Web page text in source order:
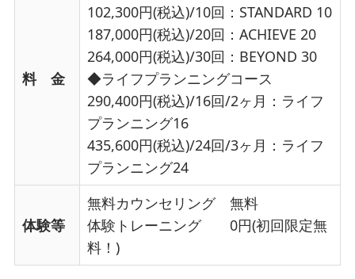
料 金
102,300円(税込)/10回：STANDARD 10
187,000円(税込)/20回：ACHIEVE 20
264,000円(税込)/30回：BEYOND 30
◆ライフプランニングコース
290,400円(税込)/16回/2ヶ月：ライフ
プランニング16
435,600円(税込)/24回/3ヶ月：ライフ
プランニング24
体験等
無料カウンセリング 無料
体験トレーニング 0円(初回限定無
料！)